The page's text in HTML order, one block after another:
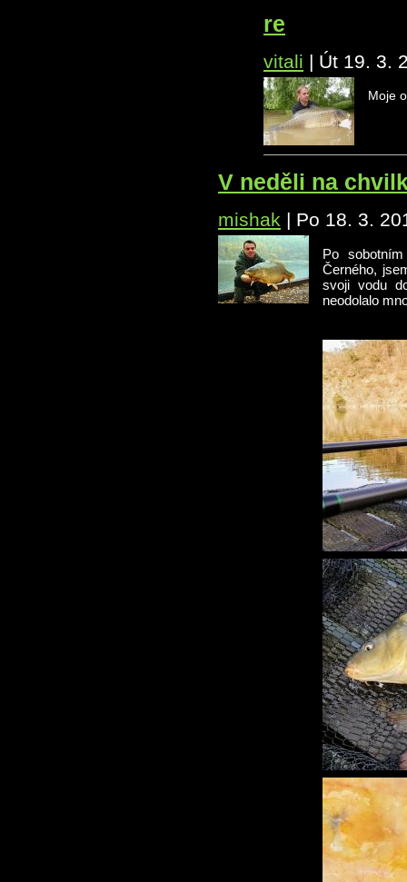
re
vitali | Út 19. 3.
Moje
V neděli na
mishak | Po 18. 3.
Po
Černého,
svoji vodu
neodolalo